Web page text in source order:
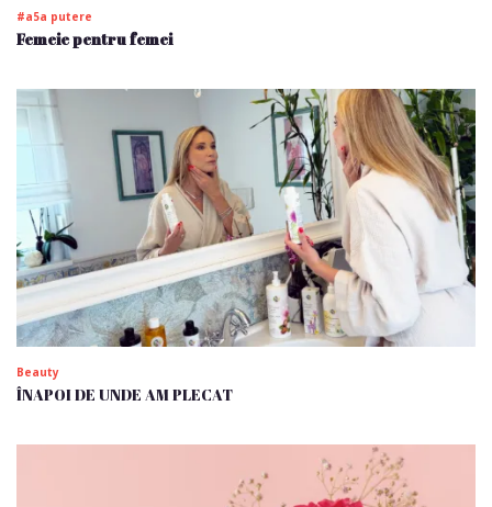
#a5a putere
Femeie pentru femei
Beauty
ÎNAPOI DE UNDE AM PLECAT